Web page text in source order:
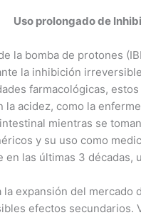
Uso prolongado de
la bomba de protones
la inhibición
farmacológicas,
la acidez, como la
mientras se
y su uso como
en las últimas 3 décadas,
la expansión del
efectos